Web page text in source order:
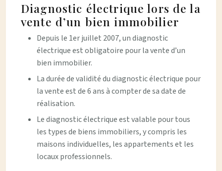
Diagnostic électrique lors de la
vente d’un bien immobilier
Depuis le 1er juillet 2007, un diagnostic
électrique est obligatoire pour la vente d’un
bien immobilier.
La durée de validité du diagnostic électrique pour
la vente est de 6 ans à compter de sa date de
réalisation.
Le diagnostic électrique est valable pour tous
les types de biens immobiliers, y compris les
maisons individuelles, les appartements et les
locaux professionnels.